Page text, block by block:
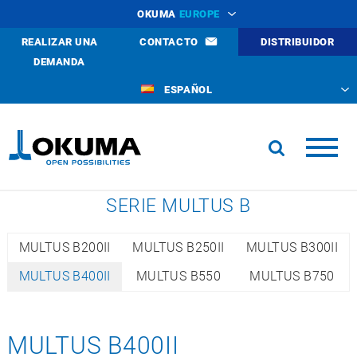
OKUMA EUROPE
REALIZAR UNA
DEMANDA
CONTACTO DISTRIBUIDOR
ESPAÑOL
SERIE MULTUS B
MULTUS B200II MULTUS B250II
MULTUS B300II
MULTUS B400II
MULTUS B550 MULTUS B750
MULTUS B400II